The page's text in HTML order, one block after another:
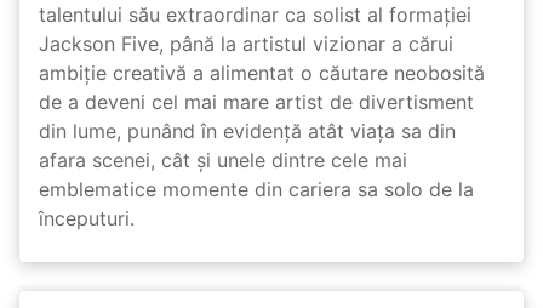
talentului său extraordinar ca solist al formației
Jackson Five, până la artistul vizionar a cărui
ambiție creativă a alimentat o căutare neobosită
de a deveni cel mai mare artist de divertisment
din lume, punând în evidență atât viața sa din
afara scenei, cât și unele dintre cele mai
emblematice momente din cariera sa solo de la
începuturi.